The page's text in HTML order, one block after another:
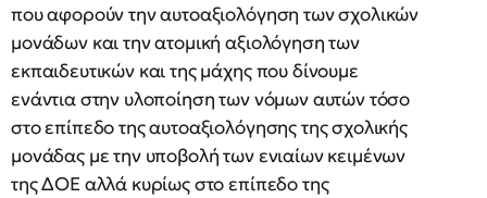
που αφορούν την αυτοαξιολόγηση των σχολικών
μονάδων και την ατομική αξιολόγηση των
εκπαιδευτικών και της μάχης που δίνουμε
ενάντια στην υλοποίηση των νόμων αυτών τόσο
στο επίπεδο της αυτοαξιολόγησης της σχολικής
μονάδας με την υποβολή των ενιαίων κειμένων
της ΔΟΕ αλλά κυρίως στο επίπεδο της